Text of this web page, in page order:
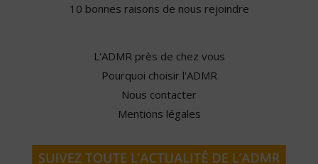
10 bonnes raisons de nous rejoindre
L'ADMR près de chez vous
Pourquoi choisir l'ADMR
Nous contacter
Mentions légales